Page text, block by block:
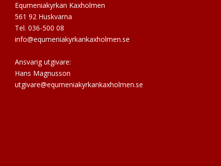
Equmeniakyrkan Kaxholmen
561 92 Huskvarna
Tel. 036-500 08
info@equmeniakyrkankaxholmen.se
Ansvarig utgivare:
Hans Magnusson
utgivare@equmeniakyrkankaxholmen.se